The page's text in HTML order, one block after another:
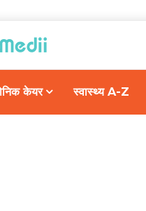
केयर स्वास्थ्य A-Z